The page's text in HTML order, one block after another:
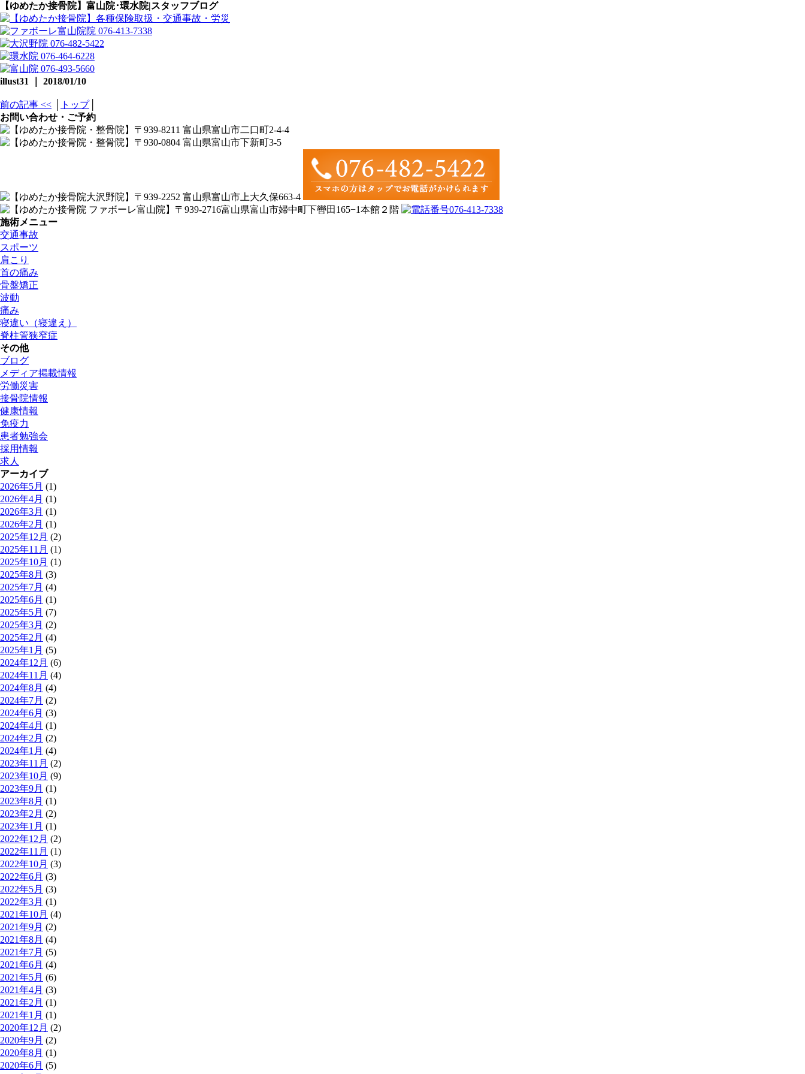
【ゆめたか接骨院】富山院･環水院|スタッフブログ
illust31 ｜ 2018/01/10
前の記事 << トップ│
お問い合わせ・ご予約
施術メニュー
交通事故
スポーツ
肩こり
首の痛み
骨盤矯正
波動
痛み
寝違い（寝違え）
脊柱管狭窄症
その他
ブログ
メディア掲載情報
労働災害
接骨院情報
健康情報
免疫力
患者勉強会
採用情報
求人
アーカイブ
2026年5月 (1)
2026年4月 (1)
2026年3月 (1)
2026年2月 (1)
2025年12月 (2)
2025年11月 (1)
2025年10月 (1)
2025年8月 (3)
2025年7月 (4)
2025年6月 (1)
2025年5月 (7)
2025年3月 (2)
2025年2月 (4)
2025年1月 (5)
2024年12月 (6)
2024年11月 (4)
2024年8月 (4)
2024年7月 (2)
2024年6月 (3)
2024年4月 (1)
2024年2月 (2)
2024年1月 (4)
2023年11月 (2)
2023年10月 (9)
2023年9月 (1)
2023年8月 (1)
2023年2月 (2)
2023年1月 (1)
2022年12月 (2)
2022年11月 (1)
2022年10月 (3)
2022年6月 (3)
2022年5月 (3)
2022年3月 (1)
2021年10月 (4)
2021年9月 (2)
2021年8月 (4)
2021年7月 (5)
2021年6月 (4)
2021年5月 (6)
2021年4月 (3)
2021年2月 (1)
2021年1月 (1)
2020年12月 (2)
2020年9月 (2)
2020年8月 (1)
2020年6月 (5)